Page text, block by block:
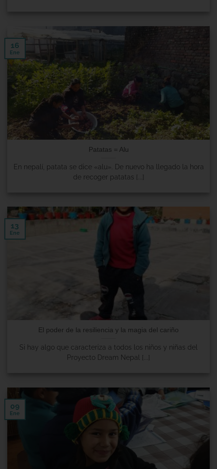
Patatas = Alu
En nepalí, patata se dice «alu». De nuevo ha llegado la hora
de recoger patatas [...]
16
Ene
El poder de la resiliencia y la magia del cariño
Si hay algo que caracteriza a todos los niños y niñas del
Proyecto Dream Nepal [...]
13
Ene
09
Ene